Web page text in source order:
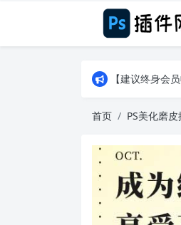
【建议终身会
【建议终身会
首页 PS美化磨